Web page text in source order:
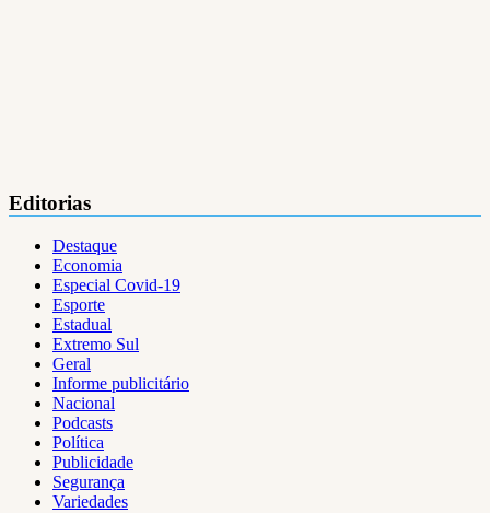
Editorias
Destaque
Economia
Especial Covid-19
Esporte
Estadual
Extremo Sul
Geral
Informe publicitário
Nacional
Podcasts
Política
Publicidade
Segurança
Variedades